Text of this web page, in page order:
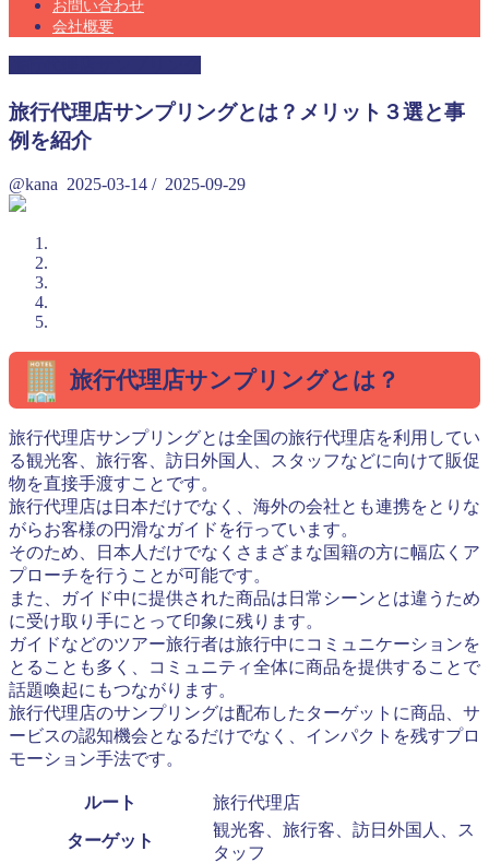
お問い合わせ
会社概要
旅行代理店サンプリングとは？メリット３選と事
例を紹介
@kana 2025-03-14 / 2025-09-29
旅行代理店サンプリングとは？
旅行代理店サンプリングとは全国の旅行代理店を利用してい
る観光客、旅行客、訪日外国人、スタッフなどに向けて販促
物を直接手渡すことです。
旅行代理店は日本だけでなく、海外の会社とも連携をとりな
がらお客様の円滑なガイドを行っています。
そのため、日本人だけでなくさまざまな国籍の方に幅広くア
プローチを行うことが可能です。
また、ガイド中に提供された商品は日常シーンとは違うため
に受け取り手にとって印象に残ります。
ガイドなどのツアー旅行者は旅行中にコミュニケーションを
とることも多く、コミュニティ全体に商品を提供することで
話題喚起にもつながります。
旅行代理店のサンプリングは配布したターゲットに商品、サ
ービスの認知機会となるだけでなく、インパクトを残すプロ
モーション手法です。
ルート 旅行代理店
ターゲット
観光客、旅行客、訪日外国人、ス
タッフ